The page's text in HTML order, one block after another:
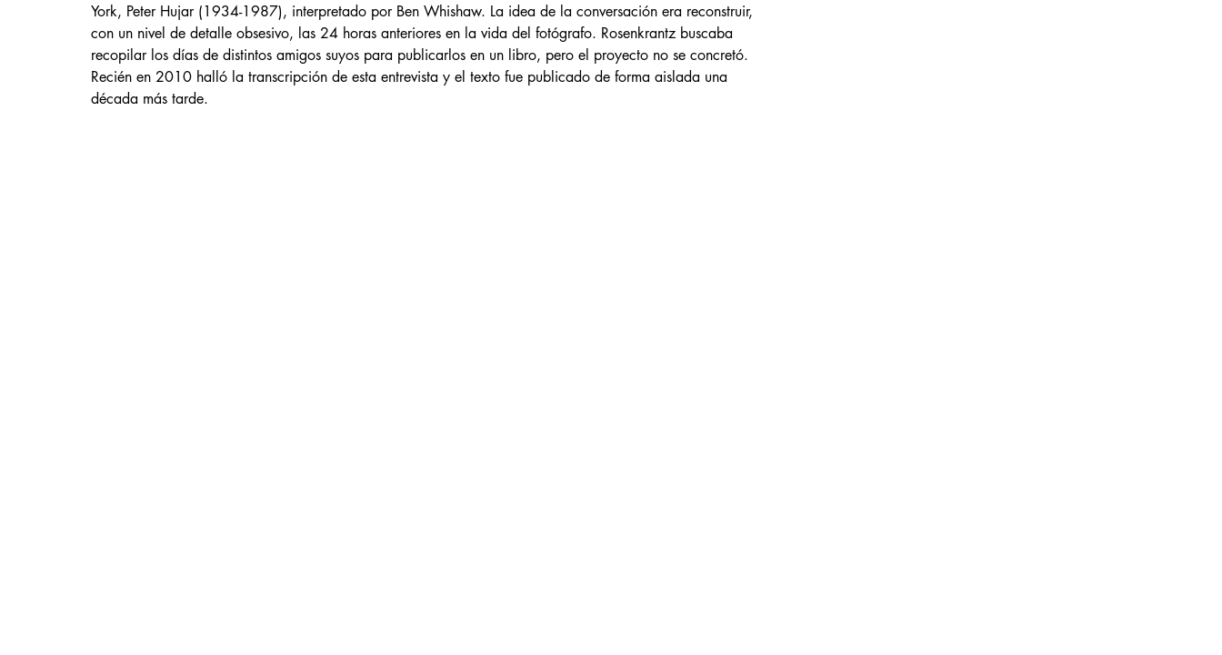
York, Peter Hujar (1934-1987), interpretado por Ben Whishaw. La idea de la conversación era reconstruir,
con un nivel de detalle obsesivo, las 24 horas anteriores en la vida del fotógrafo. Rosenkrantz buscaba
recopilar los días de distintos amigos suyos para publicarlos en un libro, pero el proyecto no se concretó.
Recién en 2010 halló la transcripción de esta entrevista y el texto fue publicado de forma aislada una
década más tarde.